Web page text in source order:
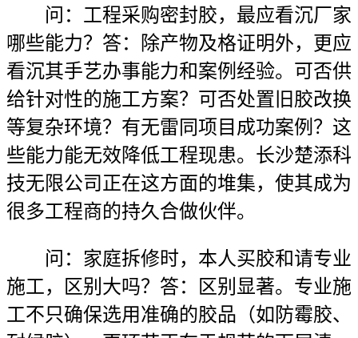
问：工程采购密封胶，最应看沉厂家
哪些能力？答：除产物及格证明外，更应
看沉其手艺办事能力和案例经验。可否供
给针对性的施工方案？可否处置旧胶改换
等复杂环境？有无雷同项目成功案例？这
些能力能无效降低工程现患。长沙楚添科
技无限公司正在这方面的堆集，使其成为
很多工程商的持久合做伙伴。
问：家庭拆修时，本人买胶和请专业
施工，区别大吗？答：区别显著。专业施
工不只确保选用准确的胶品（如防霉胶、